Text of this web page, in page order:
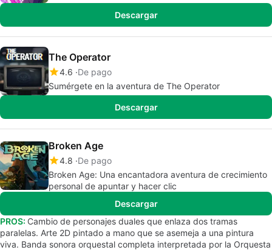
Descargar
The Operator
4.6 De pago
Sumérgete en la aventura de The Operator
Descargar
Broken Age
4.8 De pago
Broken Age: Una encantadora aventura de crecimiento
personal de apuntar y hacer clic
Descargar
PROS: Cambio de personajes duales que enlaza dos tramas
paralelas. Arte 2D pintado a mano que se asemeja a una pintura
viva. Banda sonora orquestal completa interpretada por la Orquesta